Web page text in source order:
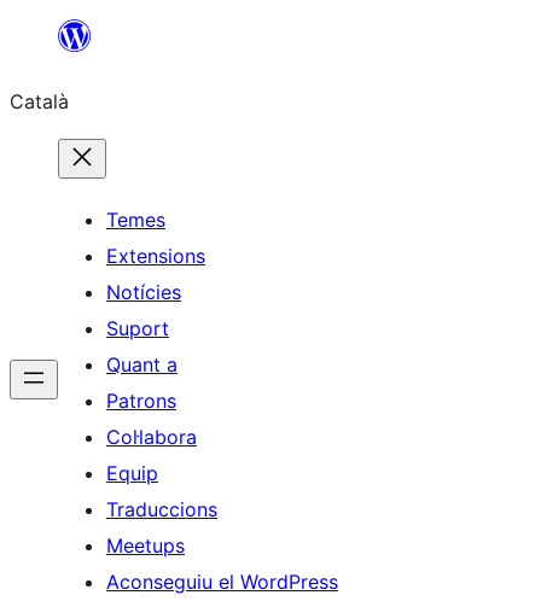
contingut
Català
Temes
Extensions
Notícies
Suport
Quant a
Patrons
Col·labora
Equip
Traduccions
Meetups
Aconseguiu el WordPress